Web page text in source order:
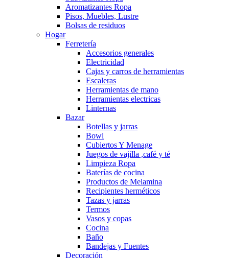
Aromatizantes Ropa
Pisos, Muebles, Lustre
Bolsas de residuos
Hogar
Ferretería
Accesorios generales
Electricidad
Cajas y carros de herramientas
Escaleras
Herramientas de mano
Herramientas electricas
Linternas
Bazar
Botellas y jarras
Bowl
Cubiertos Y Menage
Juegos de vajilla ,café y té
Limpieza Ropa
Baterías de cocina
Productos de Melamina
Recipientes herméticos
Tazas y jarras
Termos
Vasos y copas
Cocina
Baño
Bandejas y Fuentes
Decoración